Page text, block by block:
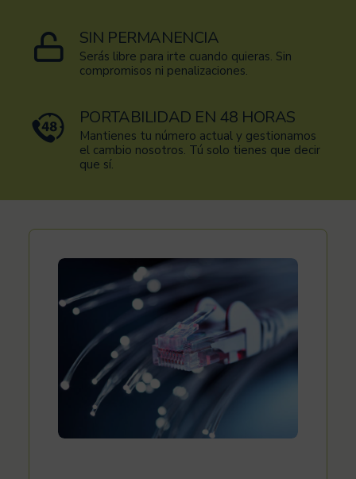
SIN PERMANENCIA
Serás libre para irte cuando quieras. Sin
compromisos ni penalizaciones.
PORTABILIDAD EN 48 HORAS
Mantienes tu número actual y gestionamos
el cambio nosotros. Tú solo tienes que decir
que sí.